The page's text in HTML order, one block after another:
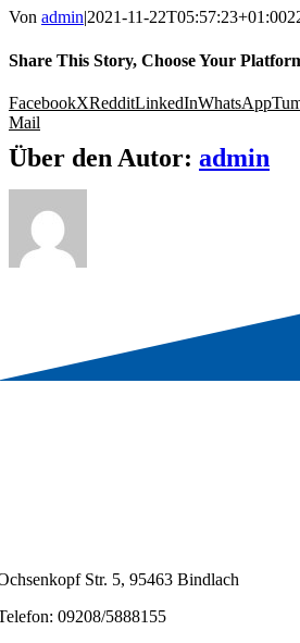
Von admin|2021-11-22T05:57:23+01:00
Share This Story, Choose Your
FacebookXRedditLinkedInWhatsApp
Mail
Über den Autor: admin
Str. 5, 95463 Bindlach
09208/5888155